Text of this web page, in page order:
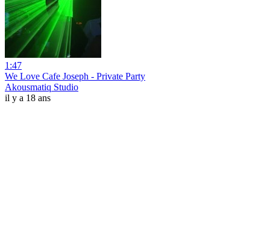
1:47
We Love Cafe Joseph - Private Party
Akousmatiq Studio
il y a 18 ans